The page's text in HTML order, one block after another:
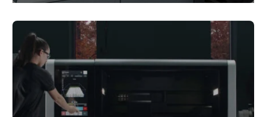
acquisitions. Après s’être offert EnvisionTEC en janvier dernier, la
firme américaine annonçait quelques mois plus tard le rachat
de Forust Corporation, une entreprise spécialisée dans la
fabrication additive à partir de bois.…
LIRE LA SUITE